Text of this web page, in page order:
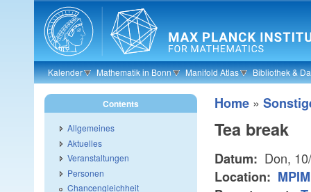
Skip to main content
Kalender Mathematik in Bonn Manifold Atlas Bibliothek &
Home »
Tea break
Datum: Don,
Location:
Contents
Allgemeines
Aktuelles
Veranstaltungen
Personen
Chancengleichheit